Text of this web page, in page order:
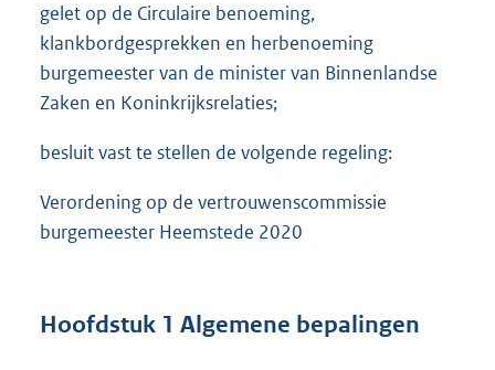
gelet op de Circulaire benoeming,
klankbordgesprekken en herbenoeming
burgemeester van de minister van Binnenlandse
Zaken en Koninkrijksrelaties;
besluit vast te stellen de volgende regeling:
Verordening op de vertrouwenscommissie
burgemeester Heemstede 2020
Hoofdstuk 1 Algemene bepalingen